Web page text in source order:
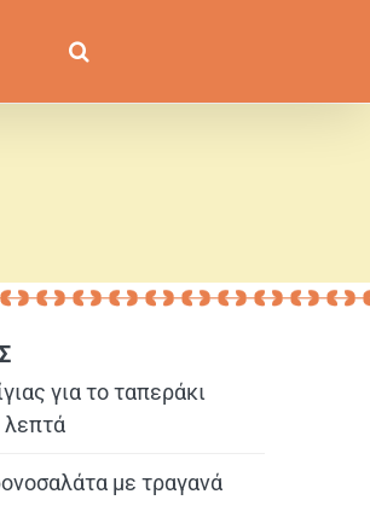
για το ταπεράκι
λεπτά
με τραγανά